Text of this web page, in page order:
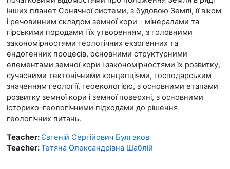
інших планет Сонячної системи, з будовою Землі, її віком
і речовинним складом земної кори – мінералами та
гірськими породами і їх утворенням, з головними
закономірностями геологічних екзогенних та
ендогенних процесів, основними структурними
елементами земної кори і закономірностями їх розвитку,
сучасними тектонічними концепціями, господарським
значенням геології, геоекологією, з основними етапами
розвитку земної кори і земної поверхні, з основними
історико-геологічними підходами до рішення
геологічних питань.
Teacher:Євгеній Сергійович Булгаков
Teacher:Тетяна Олександрівна Шаблій